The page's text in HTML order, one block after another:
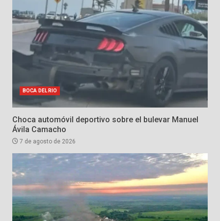
BOCA DEL RIO
Choca automóvil deportivo sobre el bulevar Manuel
Ávila Camacho
7 de agosto de 2026